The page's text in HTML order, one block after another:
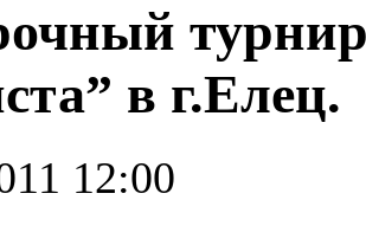
в г.Елец.
12:00